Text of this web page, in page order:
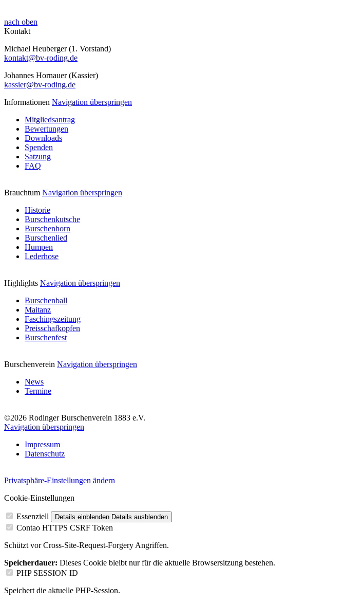
nach oben
Kontakt
Michael Heuberger (1. Vorstand)
kontakt@bv-roding.de
Johannes Hornauer (Kassier)
kassier@bv-roding.de
Informationen Navigation überspringen
Mitgliedsantrag
Bewertungen
Downloads
Spenden
Satzung
FAQ
Brauchtum Navigation überspringen
Historie
Burschenkutsche
Burschenhorn
Burschenlied
Humpen
Lederhose
Highlights Navigation überspringen
Burschenball
Maitanz
Faschingszeitung
Preisschafkopfen
Burschenfest
Burschenverein Navigation überspringen
News
Termine
©2026 Rodinger Burschenverein 1883 e.V.
Navigation überspringen
Impressum
Datenschutz
Privatsphäre-Einstellungen ändern
Cookie-Einstellungen
Essenziell Details einblenden Details ausblenden
Contao HTTPS CSRF Token
Schützt vor Cross-Site-Request-Forgery Angriffen.
Speicherdauer: Dieses Cookie bleibt nur für die aktuelle Browsersitzung bestehen.
PHP SESSION ID
Speichert die aktuelle PHP-Session.